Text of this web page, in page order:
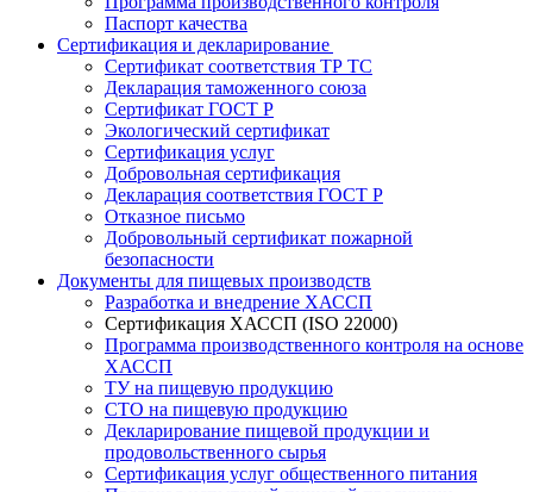
Паспорт качества
Сертификация и декларирование
Сертификат соответствия ТР ТС
Декларация таможенного союза
Сертификат ГОСТ Р
Экологический сертификат
Сертификация услуг
Добровольная сертификация
Декларация соответствия ГОСТ Р
Отказное письмо
Добровольный сертификат пожарной
безопасности
Документы для пищевых производств
Разработка и внедрение ХАССП
Сертификация ХАССП (ISO 22000)
Программа производственного контроля на основе
ХАССП
ТУ на пищевую продукцию
СТО на пищевую продукцию
Декларирование пищевой продукции и
продовольственного сырья
Сертификация услуг общественного питания